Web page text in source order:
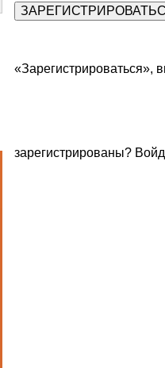
«Зарегистрироваться»,
зарегистрированы?